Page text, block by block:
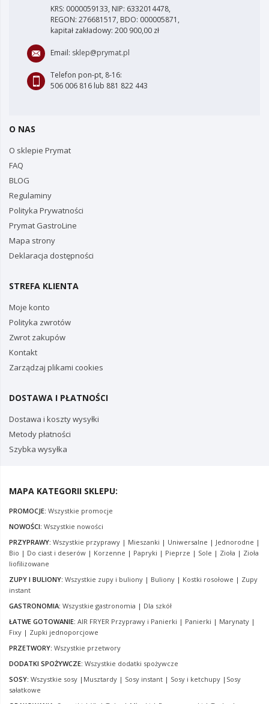
KRS: 0000059133, NIP: 6332014478,
REGON: 276681517, BDO: 000005871,
kapitał zakładowy: 200 900,00 zł
Email: sklep@prymat.pl
Telefon pon-pt, 8-16:
506 006 816 lub 881 822 443
O NAS
O sklepie Prymat
FAQ
BLOG
Regulaminy
Polityka Prywatności
Prymat GastroLine
Mapa strony
Deklaracja dostępności
STREFA KLIENTA
Moje konto
Polityka zwrotów
Zwrot zakupów
Kontakt
Zarządzaj plikami cookies
DOSTAWA I PŁATNOŚCI
Dostawa i koszty wysyłki
Metody płatności
Szybka wysyłka
MAPA KATEGORII SKLEPU:
PROMOCJE: Wszystkie promocje
NOWOŚCI: Wszystkie nowości
PRZYPRAWY: Wszystkie przyprawy | Mieszanki | Uniwersalne | Jednorodne |
Bio | Do ciast i deserów | Korzenne | Papryki | Pieprze | Sole | Zioła | Zioła
liofilizowane
ZUPY I BULIONY: Wszystkie zupy i buliony | Buliony | Kostki rosołowe | Zupy
instant
GASTRONOMIA: Wszystkie gastronomia | Dla szkół
ŁATWE GOTOWANIE: AIR FRYER Przyprawy i Panierki | Panierki | Marynaty |
Fixy | Zupki jednoporcjowe
PRZETWORY: Wszystkie przetwory
DODATKI SPOŻYWCZE: Wszystkie dodatki spożywcze
SOSY: Wszystkie sosy | Musztardy | Sosy instant | Sosy i ketchupy | Sosy
sałatkowe